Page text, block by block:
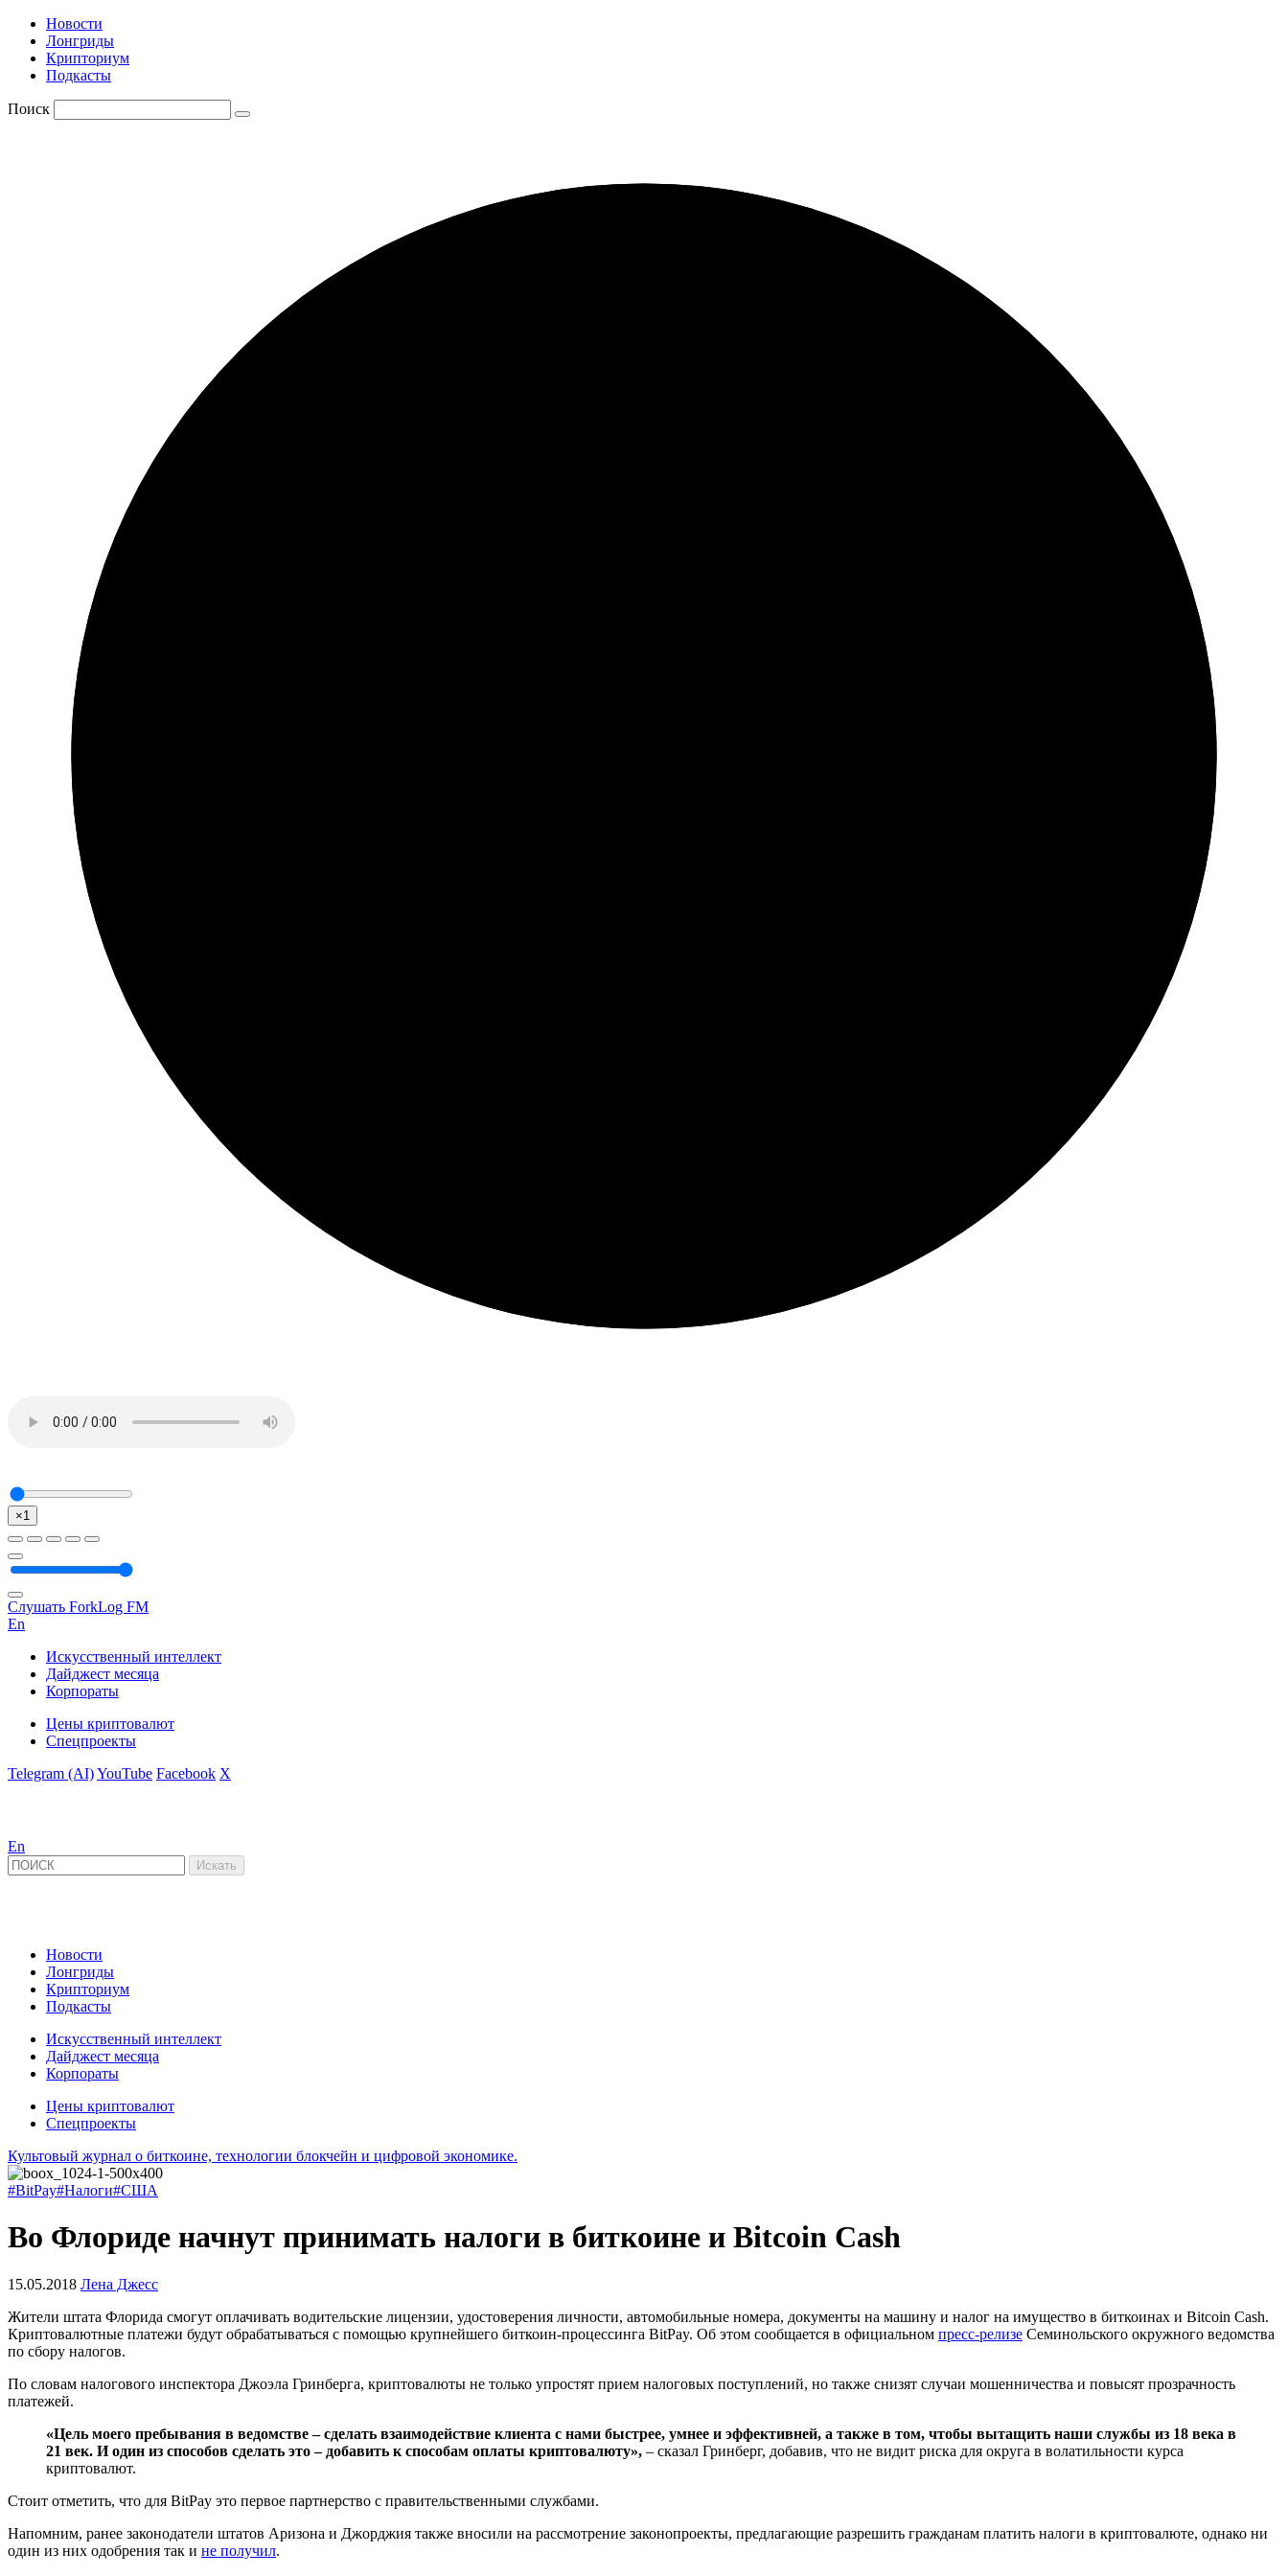
Новости
Лонгриды
Крипториум
Подкасты
Поиск
×1
Слушать ForkLog FM
En
Искусственный интеллект
Дайджест месяца
Корпораты
Цены криптовалют
Спецпроекты
Telegram (AI)YouTube Facebook X
En
Новости
Лонгриды
Крипториум
Подкасты
Искусственный интеллект
Дайджест месяца
Корпораты
Цены криптовалют
Спецпроекты
Культовый журнал о биткоине, технологии блокчейн и цифровой экономике.
#BitPay#Налоги#США
Во Флориде начнут принимать налоги в биткоине и Bitcoin Cash
15.05.2018 Лена Джесс
Жители штата Флорида смогут оплачивать водительские лицензии, удостоверения личности, автомобильные номера, документы на машину и налог на имущество в биткоинах и Bitcoin Cash.
Криптовалютные платежи будут обрабатываться с помощью крупнейшего биткоин-процессинга BitPay. Об этом сообщается в официальном пресс-релизе Семинольского окружного ведомства
по сбору налогов.
По словам налогового инспектора Джоэла Гринберга, криптовалюты не только упростят прием налоговых поступлений, но также снизят случаи мошенничества и повысят прозрачность
платежей.
«Цель моего пребывания в ведомстве – сделать взаимодействие клиента с нами быстрее, умнее и эффективней, а также в том, чтобы вытащить наши службы из 18 века в
21 век. И один из способов сделать это – добавить к способам оплаты криптовалюту», – сказал Гринберг, добавив, что не видит риска для округа в волатильности курса
криптовалют.
Стоит отметить, что для BitPay это первое партнерство с правительственными службами.
Напомним, ранее законодатели штатов Аризона и Джорджия также вносили на рассмотрение законопроекты, предлагающие разрешить гражданам платить налоги в криптовалюте, однако ни
один из них одобрения так и не получил.